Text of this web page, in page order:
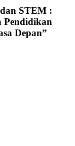
STEM :
Pendidikan
Depan”